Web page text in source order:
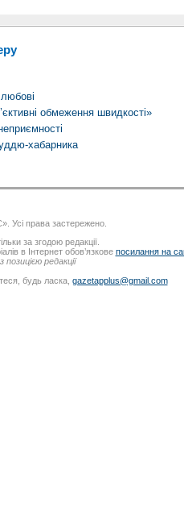
обмеження швидкості»
хабарника
права застережено.
за згодою редакції.
в Інтернет обов’язкове посилання на
редакції
будь ласка, gazetapplus@gmail.com